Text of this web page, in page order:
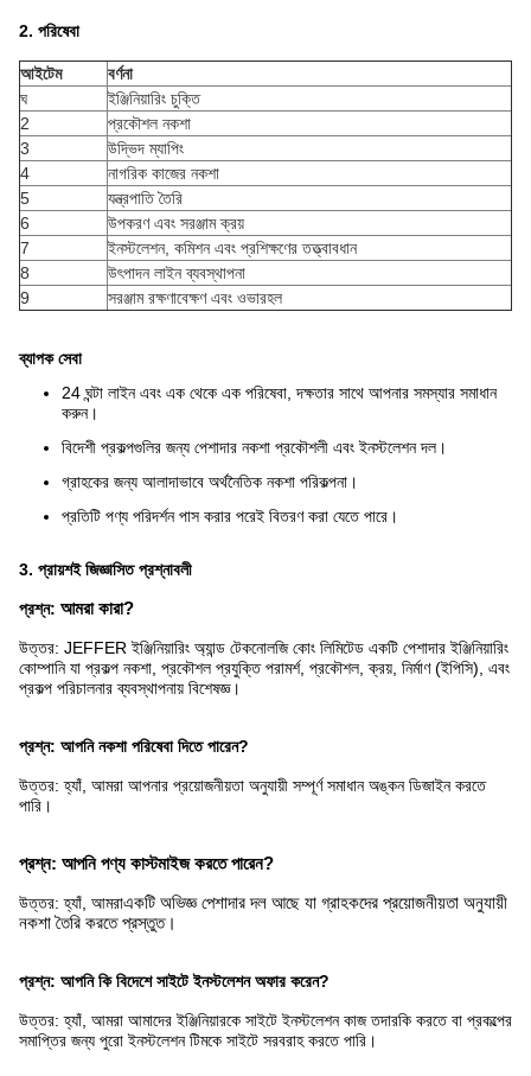
2. পরিষেবা
আইটেম
বর্ণনা
ঘ
ইঞ্জিনিয়ারিং চুক্তি
2
প্রকৌশল নকশা
3
উদ্ভিদ ম্যাপিং
4
নাগরিক কাজের নকশা
5
যন্ত্রপাতি তৈরি
6
উপকরণ এবং সরঞ্জাম ক্রয়
7
ইনস্টলেশন, কমিশন এবং প্রশিক্ষণের তত্ত্বাবধান
8
উৎপাদন লাইন ব্যবস্থাপনা
9
সরঞ্জাম রক্ষণাবেক্ষণ এবং ওভারহল
ব্যাপক সেবা
24 ঘন্টা লাইন এবং এক থেকে এক পরিষেবা, দক্ষতার সাথে আপনার সমস্যার সমাধান
করুন।
বিদেশী প্রকল্পগুলির জন্য পেশাদার নকশা প্রকৌশলী এবং ইনস্টলেশন দল।
গ্রাহকের জন্য আলাদাভাবে অর্থনৈতিক নকশা পরিকল্পনা।
প্রতিটি পণ্য পরিদর্শন পাস করার পরেই বিতরণ করা যেতে পারে।
3. প্রায়শই জিজ্ঞাসিত প্রশ্নাবলী
প্রশ্ন: আমরা কারা?
উত্তর: JEFFER ইঞ্জিনিয়ারিং অ্যান্ড টেকনোলজি কোং লিমিটেড একটি পেশাদার ইঞ্জিনিয়ারিং
কোম্পানি যা প্রকল্প নকশা, প্রকৌশল প্রযুক্তি পরামর্শ, প্রকৌশল, ক্রয়, নির্মাণ (ইপিসি), এবং
প্রকল্প পরিচালনার ব্যবস্থাপনায় বিশেষজ্ঞ।
প্রশ্ন: আপনি নকশা পরিষেবা দিতে পারেন?
উত্তর: হ্যাঁ, আমরা আপনার প্রয়োজনীয়তা অনুযায়ী সম্পূর্ণ সমাধান অঙ্কন ডিজাইন করতে
পারি।
প্রশ্ন: আপনি পণ্য কাস্টমাইজ করতে পারেন?
উত্তর: হ্যাঁ, আমরাএকটি অভিজ্ঞ পেশাদার দল আছে যা গ্রাহকদের প্রয়োজনীয়তা অনুযায়ী
নকশা তৈরি করতে প্রস্তুত।
প্রশ্ন: আপনি কি বিদেশে সাইটে ইনস্টলেশন অফার করেন?
উত্তর: হ্যাঁ, আমরা আমাদের ইঞ্জিনিয়ারকে সাইটে ইনস্টলেশন কাজ তদারকি করতে বা প্রকল্পের
সমাপ্তির জন্য পুরো ইনস্টলেশন টিমকে সাইটে সরবরাহ করতে পারি।